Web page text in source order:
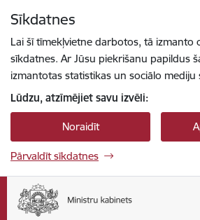
Sīkdatnes
Lai šī tīmekļvietne darbotos, tā izmanto
sīkdatnes. Ar Jūsu piekrišanu papildus
izmantotas statistikas un sociālo mediju
Lūdzu, atzīmējiet savu izvēli:
Noraidīt
Pārvaldīt sīkdatnes